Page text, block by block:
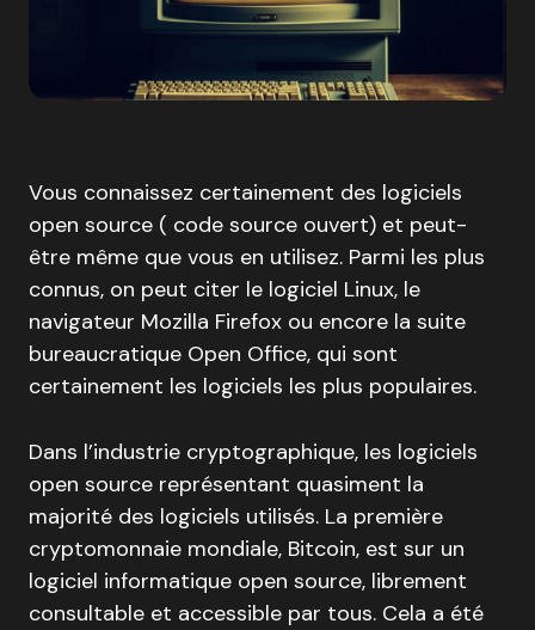
Vous connaissez certainement des logiciels
open source ( code source ouvert) et peut-
être même que vous en utilisez. Parmi les plus
connus, on peut citer le logiciel Linux, le
navigateur Mozilla Firefox ou encore la suite
bureaucratique Open Office, qui sont
certainement les logiciels les plus populaires.
Dans l’industrie cryptographique, les logiciels
open source représentant quasiment la
majorité des logiciels utilisés. La première
cryptomonnaie mondiale, Bitcoin, est sur un
logiciel informatique open source, librement
consultable et accessible par tous. Cela a été